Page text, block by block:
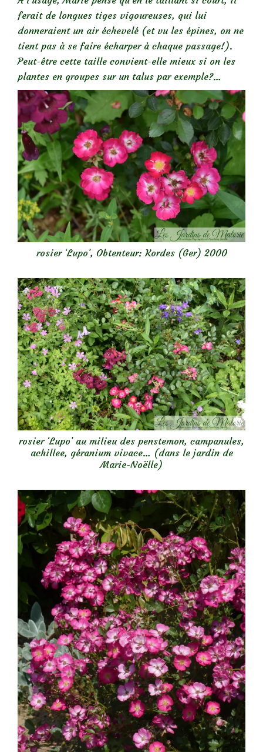
ferait de longues tiges vigoureuses, qui lui
donneraient un air échevelé (et vu les épines, on ne
tient pas à se faire écharper à chaque passage!).
Peut-être cette taille convient-elle mieux si on les
plantes en groupes sur un talus par exemple?…
rosier ‘Lupo’, Obtenteur: Kordes (Ger) 2000
rosier ‘Lupo’ au milieu des penstemon, campanules,
achillee, géranium vivace… (dans le jardin de
Marie-Noëlle)